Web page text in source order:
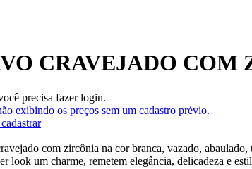
CRAVEJADO COM
precisa fazer login.
exibindo os preços sem um cadastro prévio.
com zircônia na cor branca, vazado,
look um charme, remetem elegância, delicadeza e